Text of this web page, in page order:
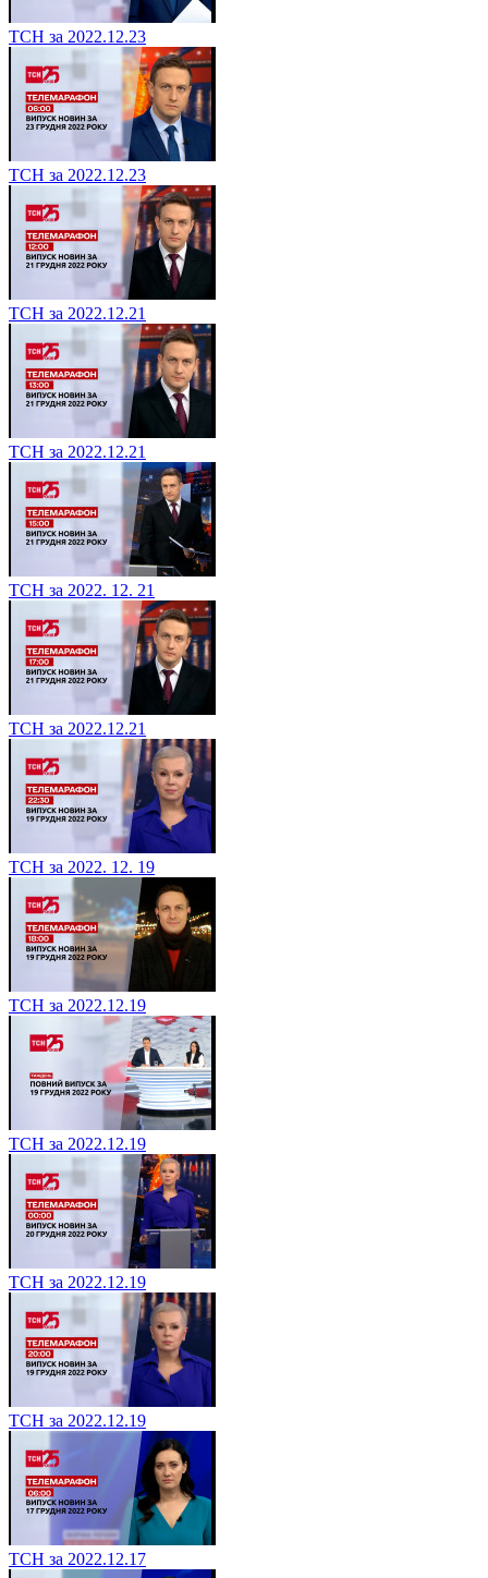
ТСН за 2022.12.23
ТСН за 2022.12.23
ТСН за 2022.12.21
ТСН за 2022.12.21
ТСН за 2022. 12. 21
ТСН за 2022.12.21
ТСН за 2022. 12. 19
ТСН за 2022.12.19
ТСН за 2022.12.19
ТСН за 2022.12.19
ТСН за 2022.12.19
ТСН за 2022.12.17